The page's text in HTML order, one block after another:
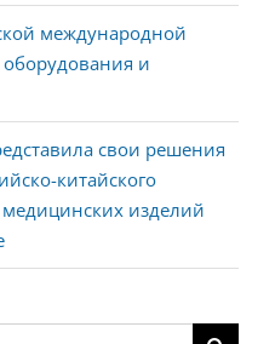
свои решения
китайского
медицинских изделий